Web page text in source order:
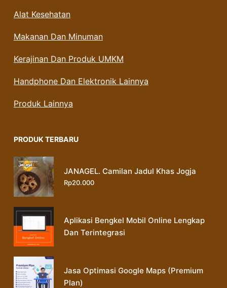
Alat Kesehatan
Makanan Dan Minuman
Kerajinan Dan Produk UMKM
Handphone Dan Elektronik Lainnya
Produk Lainnya
PRODUK TERBARU
JANAGEL. Camilan Jadul Khas Jogja
Rp20.000
Aplikasi Bengkel Mobil Online Lengkap
Dan Terintegrasi
Jasa Optimasi Google Maps (Premium
Plan)